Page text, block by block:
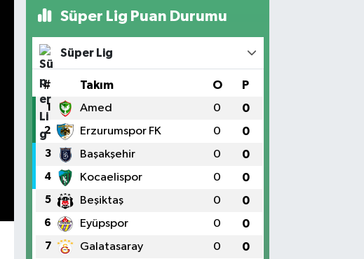
Süper Lig Puan Durumu
Süper Lig
# Takım O P
1 Amed 0 0
2 Erzurumspor FK 0 0
3 Başakşehir 0 0
4 Kocaelispor 0 0
5 Beşiktaş 0 0
6 Eyüpspor 0 0
7 Galatasaray 0 0